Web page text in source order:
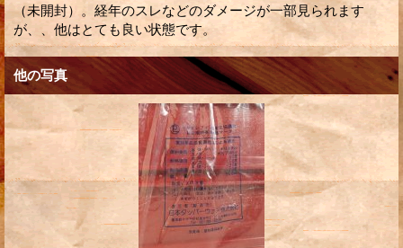
（未開封）。経年のスレなどのダメージが一部見られます
が、、他はとても良い状態です。
他の写真